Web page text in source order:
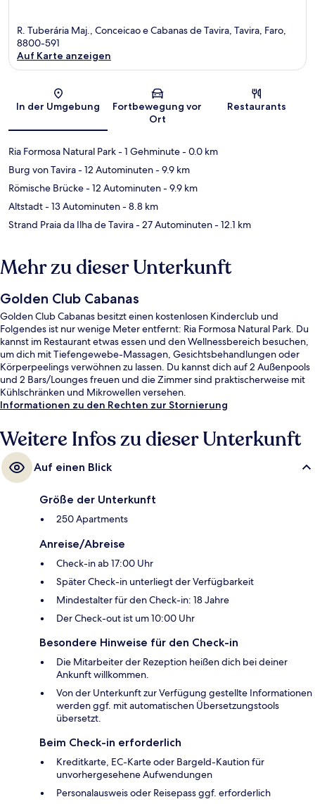
R. Tuberária Maj., Conceicao e Cabanas de Tavira, Tavira, Faro,
8800-591
Auf Karte anzeigen
In der Umgebung
Fortbewegung vor
Ort
Restaurants
Ria Formosa Natural Park- 1 Gehminute- 0.0 km
Burg von Tavira- 12 Autominuten- 9.9 km
Römische Brücke- 12 Autominuten- 9.9 km
Altstadt- 13 Autominuten- 8.8 km
Strand Praia da Ilha de Tavira- 27 Autominuten- 12.1 km
Mehr zu dieser Unterkunft
Golden Club Cabanas
Golden Club Cabanas besitzt einen kostenlosen Kinderclub und
Folgendes ist nur wenige Meter entfernt: Ria Formosa Natural Park. Du
kannst im Restaurant etwas essen und den Wellnessbereich besuchen,
um dich mit Tiefengewebe-Massagen, Gesichtsbehandlungen oder
Körperpeelings verwöhnen zu lassen. Du kannst dich auf 2 Außenpools
und 2 Bars/Lounges freuen und die Zimmer sind praktischerweise mit
Kühlschränken und Mikrowellen versehen.
Informationen zu den Rechten zur Stornierung
Weitere Infos zu dieser Unterkunft
Auf einen Blick
Größe der Unterkunft
250 Apartments
Anreise/Abreise
Check-in ab 17:00 Uhr
Später Check-in unterliegt der Verfügbarkeit
Mindestalter für den Check-in: 18 Jahre
Der Check-out ist um 10:00 Uhr
Besondere Hinweise für den Check-in
Die Mitarbeiter der Rezeption heißen dich bei deiner
Ankunft willkommen.
Von der Unterkunft zur Verfügung gestellte Informationen
werden ggf. mit automatischen Übersetzungstools
übersetzt.
Beim Check-in erforderlich
Kreditkarte, EC-Karte oder Bargeld-Kaution für
unvorhergesehene Aufwendungen
Personalausweis oder Reisepass ggf. erforderlich